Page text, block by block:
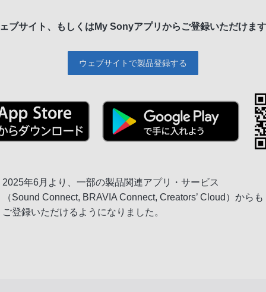
ブサイト、もしくは My Sonyアプリからご登録いただけま
ウェブサイトで製品登録する
2025年6月より、一部の製品関連アプリ・サービス
（Sound Connect, BRAVIA Connect, Creators’ Cloud）からも
ご登録いただけるようになりました。